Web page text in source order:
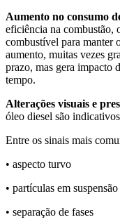
Aumento no consumo
eficiência na combustão,
combustível para manter
aumento, muitas vezes
prazo, mas gera impacto
tempo.
Alterações visuais e
óleo diesel são
Entre os sinais mais
• aspecto turvo
• partículas em suspensão
• separação de fases